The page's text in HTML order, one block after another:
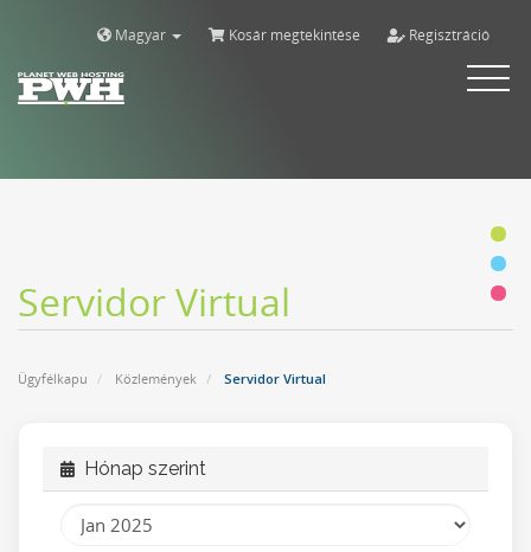
Magyar Kosár megtekintése Regisztráció
Alternar
Servidor Virtual
Ügyfélkapu Közlemények Servidor Virtual
Hónap szerint